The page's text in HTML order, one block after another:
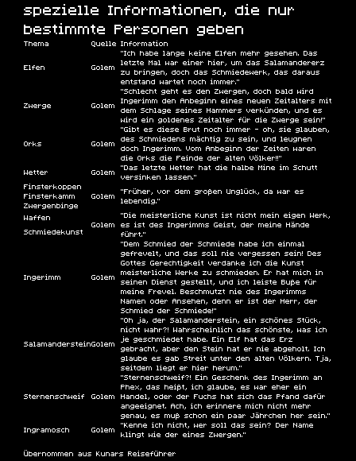
spezielle Informationen, die nur
bestimmte Personen geben
Thema Quelle Information
Elfen Golem
"Ich habe lange keine Elfen mehr gesehen. Das
letzte Mal war einer hier, um das Salamandererz
zu bringen, doch das Schmiedewerk, das daraus
entstand wartet noch immer."
Zwerge Golem
"Schlecht geht es den Zwergen, doch bald wird
Ingerimm den Anbeginn eines neuen Zeitalters mit
dem Schlage seines Hammers verkünden, und es
wird ein goldenes Zeitalter für die Zwerge sein!"
Orks Golem
"Gibt es diese Brut noch immer - oh, sie glauben,
des Schmiedens mächtig zu sein, und leugnen
doch Ingerimm. Vom Anbeginn der Zeiten waren
die Orks die Feinde der alten Völker!!"
Wetter
Golem
"Das letzte Wetter hat die halbe Mine im Schutt
versinken lassen."
Finsterkoppen
Golem
"Früher, vor dem großen Unglück, da war es
lebendig."
Finsterkamm
Zwergenbinge
Waffen
Golem
"Die meisterliche Kunst ist nicht mein eigen Werk,
es ist des Ingerimms Geist, der meine Hände
führt."
Schmiedekunst
Ingerimm Golem
"Dem Schmied der Schmiede habe ich einmal
gefrevelt, und das soll nie vergessen sein! Des
Gottes Gerechtigkeit verdanke ich die Kunst
meisterliche Werke zu schmieden. Er hat mich in
seinen Dienst gestellt, und ich leiste Buße für
meine Frevel. Beschmutzt nie des Ingerimms
Namen oder Ansehen, denn er ist der Herr, der
Schmied der Schmiede!"
SalamandersteinGolem
"Oh ja, der Salamanderstein, ein schönes Stück,
nicht wahr?! Wahrscheinlich das schönste, was ich
je geschmiedet habe. Ein Elf hat das Erz
gebracht, aber den Stein hat er nie abgeholt. Ich
glaube es gab Streit unter den alten Völkern. Tja,
seitdem liegt er hier herum."
Sternenschweif Golem
"Sternenschweif?! Ein Geschenk des Ingerimm an
Phex, das heißt, ich glaube, es war eher ein
Handel, oder der Fuchs hat sich das Pfand dafür
angeeignet. Ach, ich erinnere mich nicht mehr
genau, es muß schon ein paar Jährchen her sein."
Ingramosch
Golem
"Kenne ich nicht, wer soll das sein? Der Name
klingt wie der eines Zwergen."
Übernommen aus Kunars Reiseführer